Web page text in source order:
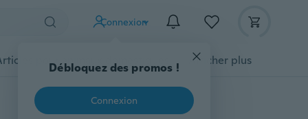
Connexion
Débloquez des promos !
Connexion
pour animaux domestiques Afficher plus